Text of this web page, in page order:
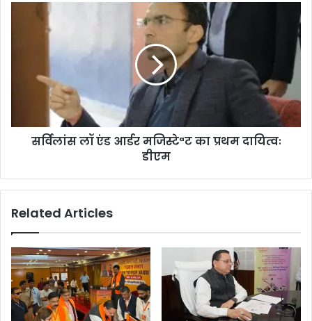
सर्विलांस लॉ एंड आर्डर मजिस्टेªट का प्रथम दायित्वः
डीएम
Related Articles